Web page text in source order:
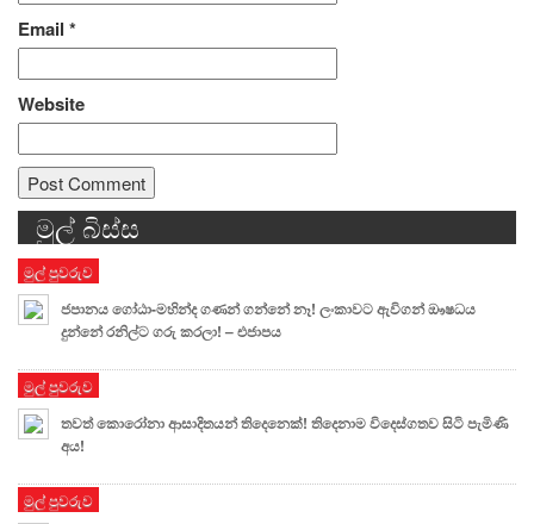
Email *
Website
Alternative:
මුල් බිස්ස
මුල් පුවරුව
ජපානය ගෝඨා-මහින්ද ගණන් ගන්නේ නෑ! ලංකාවට ඇවිගන් ඖෂධය
දුන්නේ රනිල්ට ගරු කරලා! – එජාපය
මුල් පුවරුව
තවත් කොරෝනා ආසාදිතයන් තිදෙනෙක්! තිදෙනාම විදෙස්ගතව සිටි පැමිණි
අය!
මුල් පුවරුව